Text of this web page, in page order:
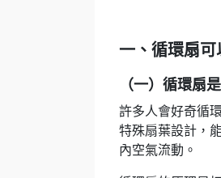
一、循環扇
（一）循環扇
許多人會好奇循
特殊扇葉設計，
內空氣流動。